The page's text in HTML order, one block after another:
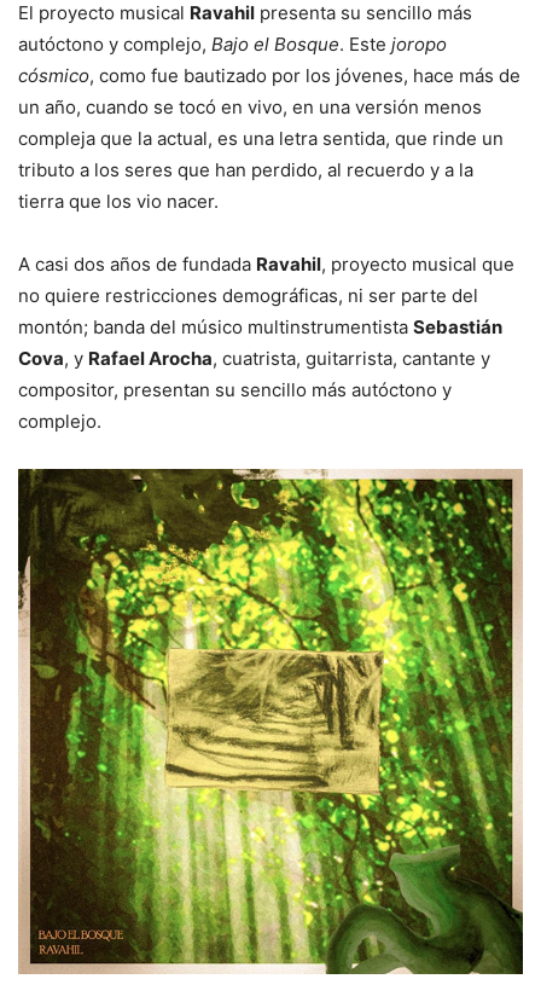
El proyecto musical Ravahil presenta su sencillo más
autóctono y complejo, Bajo el Bosque. Este joropo
cósmico, como fue bautizado por los jóvenes, hace más de
un año, cuando se tocó en vivo, en una versión menos
compleja que la actual, es una letra sentida, que rinde un
tributo a los seres que han perdido, al recuerdo y a la
tierra que los vio nacer.
A casi dos años de fundada Ravahil, proyecto musical que
no quiere restricciones demográficas, ni ser parte del
montón; banda del músico multinstrumentista Sebastián
Cova, y Rafael Arocha, cuatrista, guitarrista, cantante y
compositor, presentan su sencillo más autóctono y
complejo.